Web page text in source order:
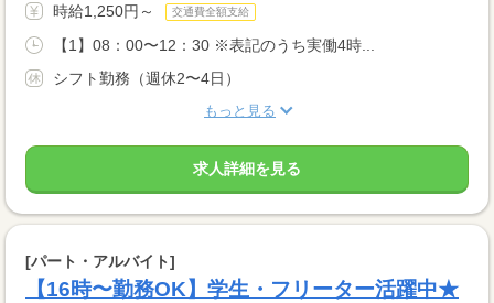
時給1,250円～ 交通費全額支給
【1】08：00〜12：30 ※表記のうち実働4時...
シフト勤務（週休2〜4日）
もっと見る
求人詳細を見る
[パート・アルバイト]
【16時〜勤務OK】学生・フリーター活躍中★